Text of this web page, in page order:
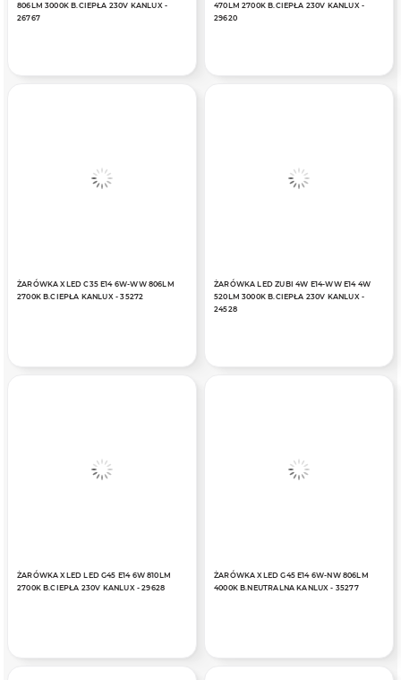
806LM 3000K B.CIEPŁA 230V KANLUX -
26767
470LM 2700K B.CIEPŁA 230V KANLUX -
29620
ŻARÓWKA XLED C35 E14 6W-WW 806LM
2700K B.CIEPŁA KANLUX - 35272
ŻARÓWKA LED ZUBI 4W E14-WW E14 4W
520LM 3000K B.CIEPŁA 230V KANLUX -
24528
ŻARÓWKA XLED LED G45 E14 6W 810LM
2700K B.CIEPŁA 230V KANLUX - 29628
ŻARÓWKA XLED G45 E14 6W-NW 806LM
4000K B.NEUTRALNA KANLUX - 35277